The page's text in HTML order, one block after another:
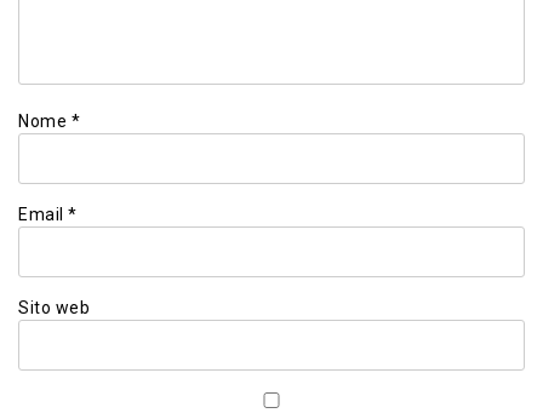
Nome *
Email *
Sito web